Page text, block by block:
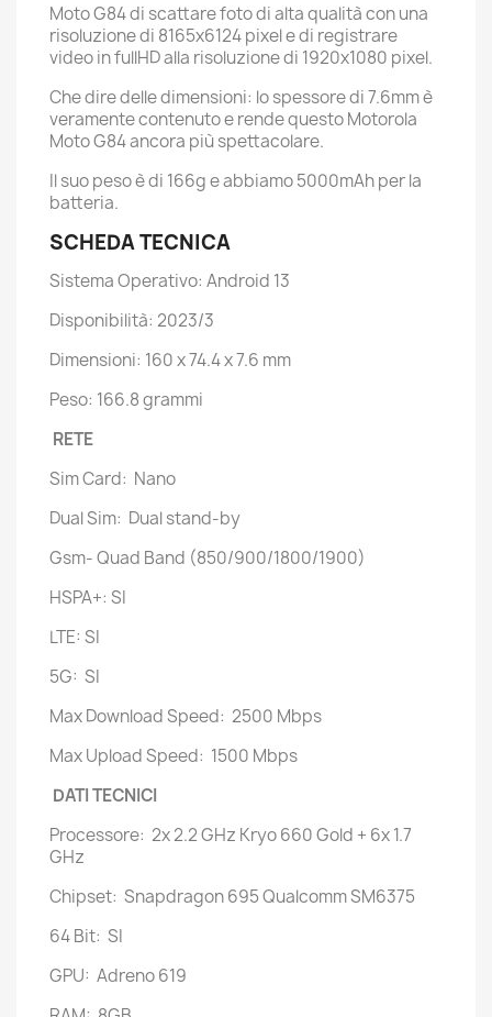
Moto G84 di scattare foto di alta qualità con una
risoluzione di 8165x6124 pixel e di registrare
video in fullHD alla risoluzione di 1920x1080 pixel.
Che dire delle dimensioni: lo spessore di 7.6mm è
veramente contenuto e rende questo Motorola
Moto G84 ancora più spettacolare.
Il suo peso è di 166g e abbiamo 5000mAh per la
batteria.
SCHEDA TECNICA
Sistema Operativo: Android 13
Disponibilità: 2023/3
Dimensioni: 160 x 74.4 x 7.6 mm
Peso: 166.8 grammi
RETE
Sim Card: Nano
Dual Sim: Dual stand-by
Gsm- Quad Band (850/900/1800/1900)
HSPA+: SI
LTE: SI
5G: SI
Max Download Speed: 2500 Mbps
Max Upload Speed: 1500 Mbps
DATI TECNICI
Processore: 2x 2.2 GHz Kryo 660 Gold + 6x 1.7
GHz
Chipset: Snapdragon 695 Qualcomm SM6375
64 Bit: SI
GPU: Adreno 619